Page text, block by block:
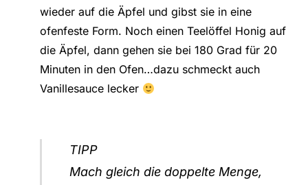
wieder auf die Äpfel und gibst sie in eine
ofenfeste Form. Noch einen Teelöffel Honig auf
die Äpfel, dann gehen sie bei 180 Grad für 20
Minuten in den Ofen…dazu schmeckt auch
Vanillesauce lecker
TIPP
Mach gleich die doppelte Menge,